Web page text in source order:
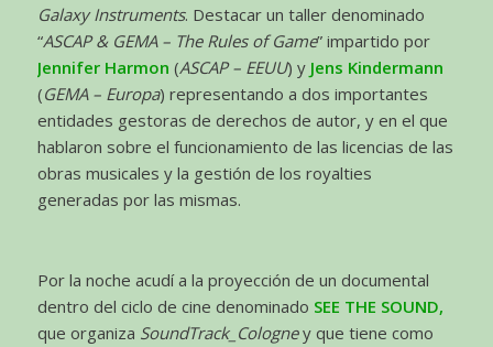
Galaxy Instruments. Destacar un taller denominado
“ASCAP & GEMA – The Rules of Game” impartido por
Jennifer Harmon (ASCAP – EEUU) y Jens Kindermann
(GEMA – Europa) representando a dos importantes
entidades gestoras de derechos de autor, y en el que
hablaron sobre el funcionamiento de las licencias de las
obras musicales y la gestión de los royalties
generadas por las mismas.
Por la noche acudí a la proyección de un documental
dentro del ciclo de cine denominado SEE THE SOUND,
que organiza SoundTrack_Cologney que tiene como